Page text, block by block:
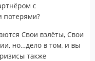
с
Свои взлёты, Свои
но…дело в том, и вы
также